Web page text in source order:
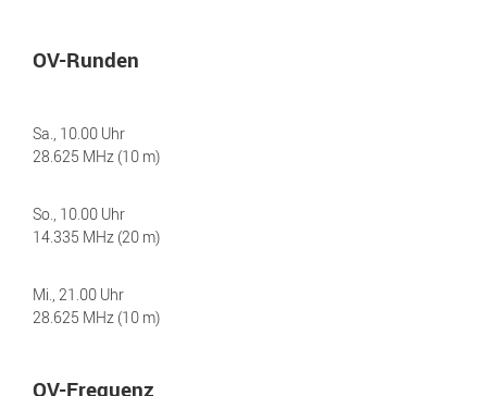
OV-Runden
Sa., 10.00 Uhr
28.625 MHz (10 m)
So., 10.00 Uhr
14.335 MHz (20 m)
Mi., 21.00 Uhr
28.625 MHz (10 m)
OV-Frequenz